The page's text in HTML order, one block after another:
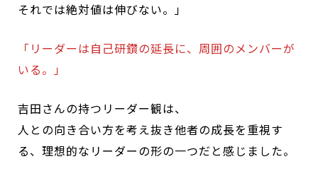
それでは絶対値は伸びない。」
「リーダーは自己研鑽の延長に、周囲のメンバーが
いる。」
吉田さんの持つリーダー観は、
人との向き合い方を考え抜き他者の成長を重視す
る、理想的なリーダーの形の一つだと感じました。